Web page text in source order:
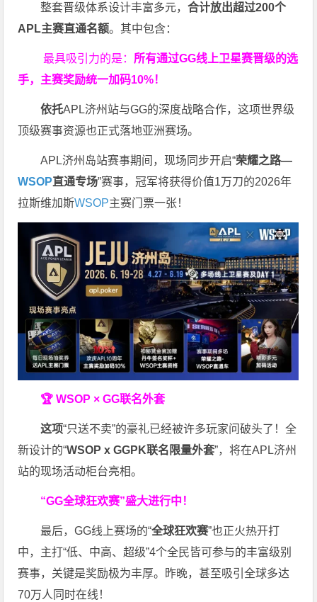
整套晋级体系设计丰富多元，合计放出超过200个
APL主赛直通名额。其中包含：
最具吸引力的是： 所有通过GG线上卫星赛晋级的选
手，主赛奖励统一加码10%！
依托APL济州站与GG的深度战略合作，这项世界级
顶级赛事资源也正式落地亚洲赛场。
APL济州岛站赛事期间，现场同步开启“荣耀之路—
WSOP直通专场”赛事，冠军将获得价值1万刀的2026年
拉斯维加斯WSOP主赛门票一张！
🏆 WSOP × GG联名外套
这项“只送不卖”的豪礼已经被许多玩家问破头了！全
新设计的“WSOP x GGPK联名限量外套”，将在APL济州
站的现场活动柜台亮相。
“GG全球狂欢赛”盛大进行中！
最后，GG线上赛场的“全球狂欢赛”也正火热开打
中，主打“低、中高、超级”4个全民皆可参与的丰富级别
赛事，关键是奖励极为丰厚。 昨晚，甚至吸引全球多达
70万人同时在线！